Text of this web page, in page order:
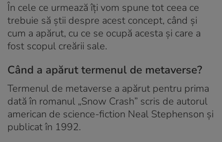
În cele ce urmează îți vom spune tot ceea ce
trebuie să știi despre acest concept, când și
cum a apărut, cu ce se ocupă acesta și care a
fost scopul creării sale.
Când a apărut termenul de metaverse?
Termenul de metaverse a apărut pentru prima
dată în romanul „Snow Crash” scris de autorul
american de science-fiction Neal Stephenson și
publicat în 1992.